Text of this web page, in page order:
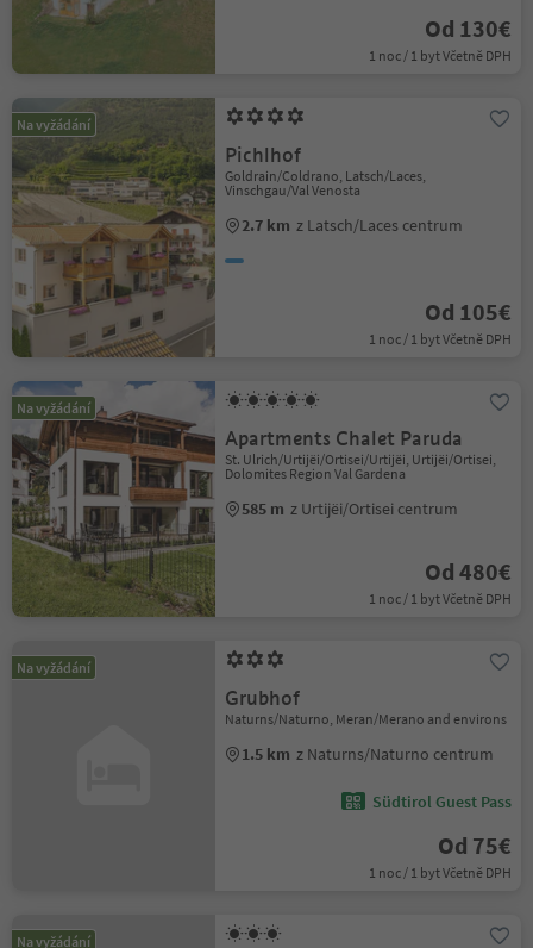
Od 130€
1 noc / 1 byt Včetně DPH
Na vyžádání
Pichlhof
Goldrain/Coldrano, Latsch/Laces,
Vinschgau/Val Venosta
2.7 km z Latsch/Laces centrum
Od 105€
1 noc / 1 byt Včetně DPH
Na vyžádání
Apartments Chalet Paruda
St. Ulrich/Urtijëi/Ortisei/Urtijëi, Urtijëi/Ortisei,
Dolomites Region Val Gardena
585 m z Urtijëi/Ortisei centrum
Od 480€
1 noc / 1 byt Včetně DPH
Na vyžádání
Grubhof
Naturns/Naturno, Meran/Merano and environs
1.5 km z Naturns/Naturno centrum
Südtirol Guest Pass
Od 75€
1 noc / 1 byt Včetně DPH
Na vyžádání